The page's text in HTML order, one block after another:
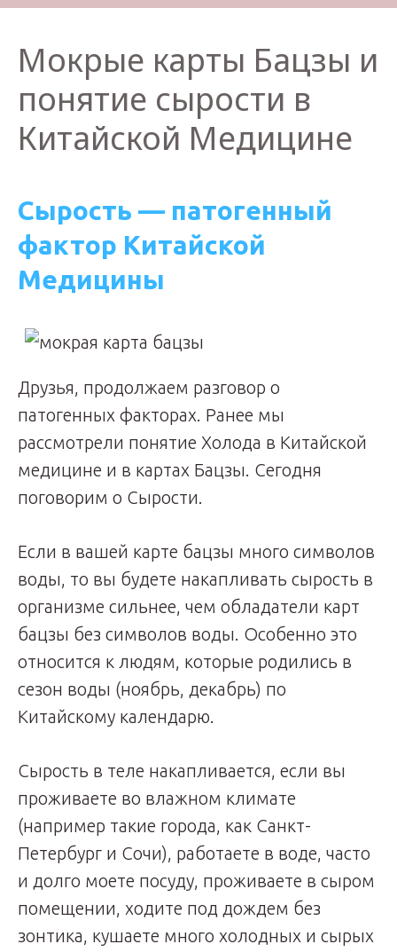
Мокрые карты Бацзы и
понятие сырости в
Китайской Медицине
Сырость — патогенный
фактор Китайской
Медицины
Друзья, продолжаем разговор о
патогенных факторах. Ранее мы
рассмотрели понятие Холода в Китайской
медицине и в картах Бацзы. Сегодня
поговорим о Сырости.
Если в вашей карте бацзы много символов
воды, то вы будете накапливать сырость в
организме сильнее, чем обладатели карт
бацзы без символов воды. Особенно это
относится к людям, которые родились в
сезон воды (ноябрь, декабрь) по
Китайскому календарю.
Сырость в теле накапливается, если вы
проживаете во влажном климате
(например такие города, как Санкт-
Петербург и Сочи), работаете в воде, часто
и долго моете посуду, проживаете в сыром
помещении, ходите под дождем без
зонтика, кушаете много холодных и сырых